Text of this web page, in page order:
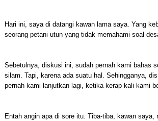
Hari ini, saya di datangi kawan lama saya. Yang
seorang petani utun yang tidak memahami soal
Sebetulnya, diskusi ini, sudah pernah kami bahas
silam. Tapi, karena ada suatu hal. Sehingganya,
pernah kami lanjutkan lagi, ketika kerap kali kami
Entah angin apa di sore itu. Tiba-tiba, kawan saya,